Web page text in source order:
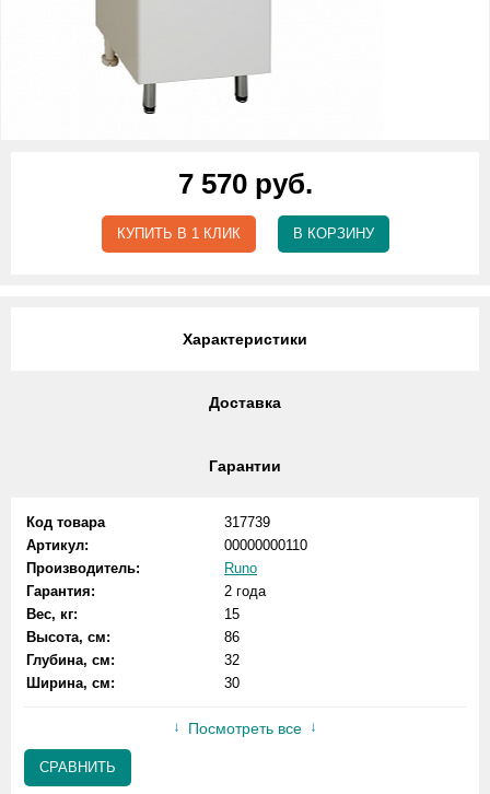
7 570 руб.
КУПИТЬ В 1 КЛИК В КОРЗИНУ
Характеристики
Доставка
Гарантии
Код товара
317739
Артикул:
00000000110
Производитель:
Runo
Гарантия:
2 года
Вес, кг:
15
Высота, см:
86
Глубина, см:
32
Ширина, см:
30
Посмотреть все
СРАВНИТЬ